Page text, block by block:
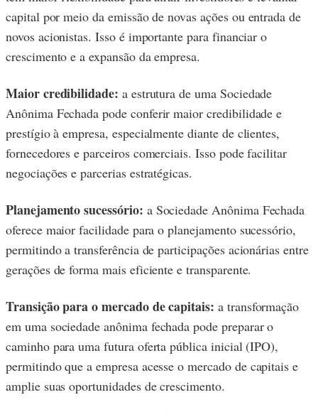
capital por meio da emissão de novas ações ou entrada de
novos acionistas. Isso é importante para financiar o
crescimento e a expansão da empresa.
Maior credibilidade: a estrutura de uma Sociedade
Anônima Fechada pode conferir maior credibilidade e
prestígio à empresa, especialmente diante de clientes,
fornecedores e parceiros comerciais. Isso pode facilitar
negociações e parcerias estratégicas.
Planejamento sucessório: a Sociedade Anônima Fechada
oferece maior facilidade para o planejamento sucessório,
permitindo a transferência de participações acionárias entre
gerações de forma mais eficiente e transparente.
Transição para o mercado de capitais: a transformação
em uma sociedade anônima fechada pode preparar o
caminho para uma futura oferta pública inicial (IPO),
permitindo que a empresa acesse o mercado de capitais e
amplie suas oportunidades de crescimento.